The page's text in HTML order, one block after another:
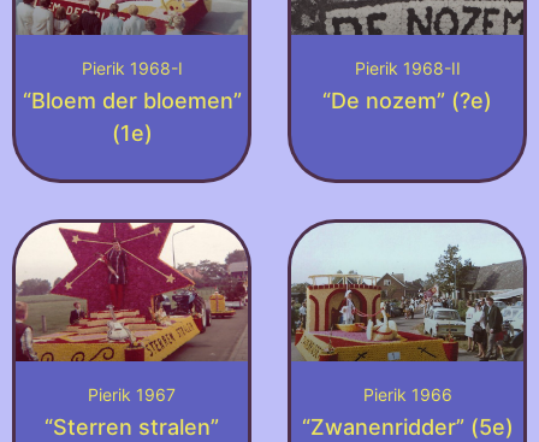
Pierik 1968-I
“Bloem der bloemen”
(1e)
Pierik 1968-II
“De nozem” (?e)
Pierik 1967
“Sterren stralen”
Pierik 1966
“Zwanenridder” (5e)